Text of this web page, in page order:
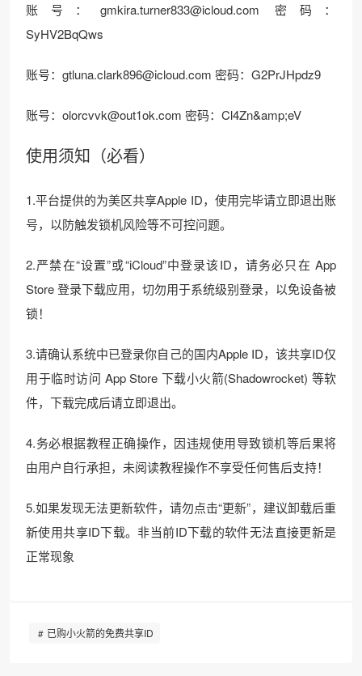
账号： gmkira.turner833@icloud.com 密码：
SyHV2BqQws
账号： gtluna.clark896@icloud.com 密码：G2PrJHpdz9
账号： olorcvvk@out1ok.com 密码：Cl4Zn&amp;eV
使用须知（必看）
1.平台提供的为美区共享Apple ID，使用完毕请立即退出账
号，以防触发锁机风险等不可控问题。
2.严禁在“设置”或“iCloud”中登录该ID，请务必只在 App
Store 登录下载应用，切勿用于系统级别登录，以免设备被
锁！
3.请确认系统中已登录你自己的国内Apple ID，该共享ID仅
用于临时访问 App Store 下载小火箭(Shadowrocket) 等软
件，下载完成后请立即退出。
4.务必根据教程正确操作，因违规使用导致锁机等后果将
由用户自行承担，未阅读教程操作不享受任何售后支持！
5.如果发现无法更新软件，请勿点击“更新”，建议卸载后重
新使用共享ID下载。非当前ID下载的软件无法直接更新是
正常现象
已购小火箭的免费共享ID